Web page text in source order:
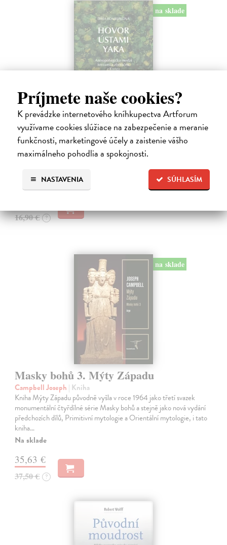
Príjmete naše cookies?
K prevádzke internetového kníhkupectva Artforum
využívame cookies slúžiace na zabezpečenie a meranie
funkčnosti, marketingové účely a zaistenie vášho
maximálneho pohodlia a spokojnosti.
SÚHLASÍM
NASTAVENIA
na sklade
Hovor ústami Yaka
Bombjaková Daša| Kniha
Ich deti denne prejdú rukami aj dvadsiatich rôznych ľudí. Nepoznajú
koncept viny, netolerujú chvastanie a namiesto o vzdelávaní hovoria o
Na sklade
16,90 € ?
na sklade
Masky bohů 3. Mýty Západu
Campbell Joseph | Kniha
Kniha Mýty Západu původně vyšla v roce 1964 jako třetí svazek
monumentální čtyřdílné série Masky bohů a stejně jako nová vydání
předchozích dílů, Primitivní mytologie a Orientální mytologie, i tato
kniha…
Na sklade
35,63 €
37,50 € ?